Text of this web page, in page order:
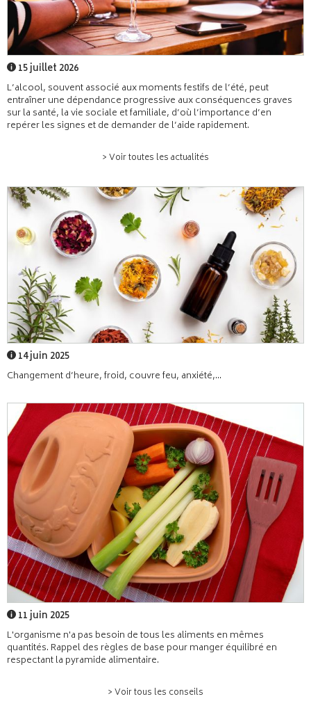
15 juillet 2026
L’alcool, souvent associé aux moments festifs de l’été, peut
entraîner une dépendance progressive aux conséquences graves
sur la santé, la vie sociale et familiale, d’où l’importance d’en
repérer les signes et de demander de l’aide rapidement.
> Voir toutes les actualités
14 juin 2025
Changement d’heure, froid, couvre feu, anxiété,...
11 juin 2025
L'organisme n'a pas besoin de tous les aliments en mêmes
quantités. Rappel des règles de base pour manger équilibré en
respectant la pyramide alimentaire.
> Voir tous les conseils